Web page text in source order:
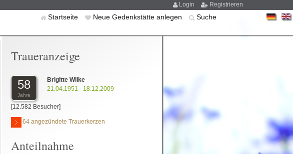
Login Registrieren
Startseite Neue Gedenkstätte anlegen Suche
Traueranzeige
58
Jahre
Brigitte Wilke
21.04.1951 - 18.12.2009
[12.582 Besucher]
64 angezündete Trauerkerzen
Anteilnahme